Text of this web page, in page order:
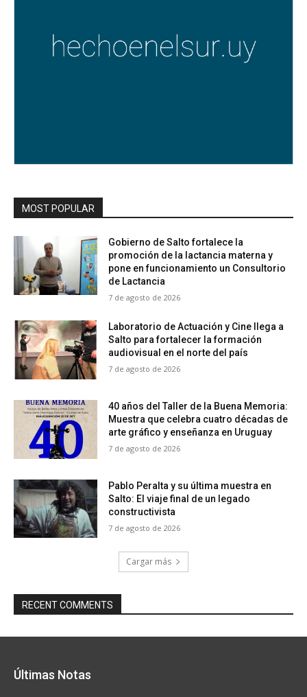
MOST POPULAR
Gobierno de Salto fortalece la
promoción de la lactancia materna y
pone en funcionamiento un Consultorio
de Lactancia
7 de agosto de 2026
Laboratorio de Actuación y Cine llega a
Salto para fortalecer la formación
audiovisual en el norte del país
7 de agosto de 2026
40 años del Taller de la Buena Memoria:
Muestra que celebra cuatro décadas de
arte gráfico y enseñanza en Uruguay
7 de agosto de 2026
Pablo Peralta y su última muestra en
Salto: El viaje final de un legado
constructivista
7 de agosto de 2026
Cargar más
RECENT COMMENTS
Últimas Notas